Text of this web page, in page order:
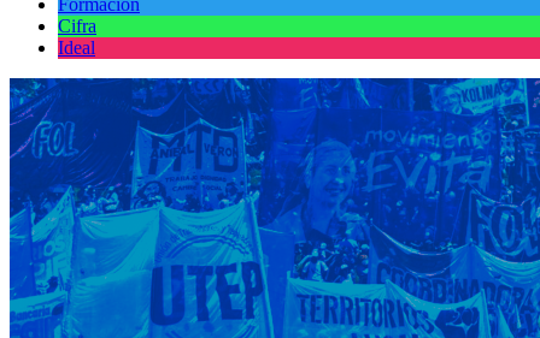
Formación
Cifra
Ideal